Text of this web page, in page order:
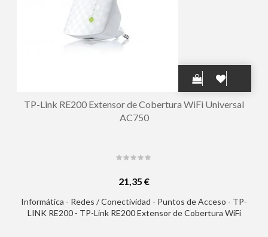
TP-Link RE200 Extensor de Cobertura WiFi Universal
AC750
21,35 €
Informática - Redes / Conectividad - Puntos de Acceso - TP-
LINK RE200 - TP-Link RE200 Extensor de Cobertura WiFi